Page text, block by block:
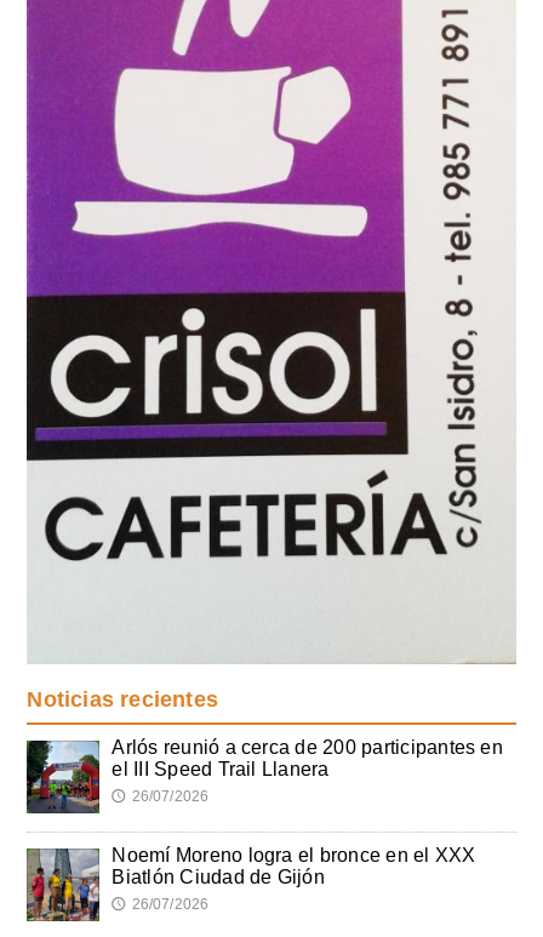
Noticias recientes
Arlós reunió a cerca de 200 participantes en
el III Speed Trail Llanera
🕔 26/07/2026
Noemí Moreno logra el bronce en el XXX
Biatlón Ciudad de Gijón
🕔 26/07/2026